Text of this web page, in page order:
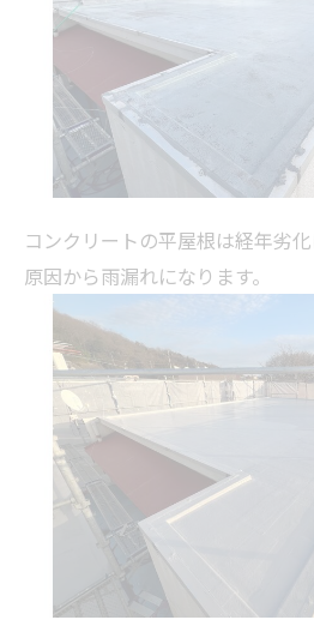
コンクリートの平屋根は経年劣
原因から雨漏れになります。